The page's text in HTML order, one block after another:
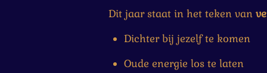
Dit jaar staat in het teken van
Dichter bij jezelf te komen
Oude energie los te laten